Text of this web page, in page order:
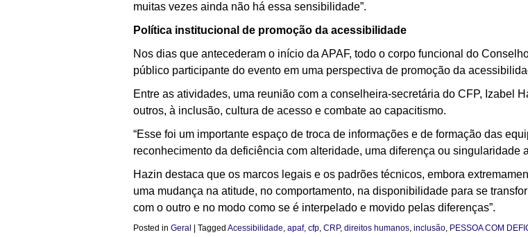
muitas vezes ainda não há essa sensibilidade”.
Política institucional de promoção da acessibilidade
Nos dias que antecederam o início da APAF, todo o corpo funcional do
público participante do evento em uma perspectiva de promoção da
Entre as atividades, uma reunião com a conselheira-secretária do CFP, Izabel
outros, à inclusão, cultura de acesso e combate ao capacitismo.
“Esse foi um importante espaço de troca de informações e de formação das
reconhecimento da deficiência com alteridade, uma diferença ou singularidade
Hazin destaca que os marcos legais e os padrões técnicos, embora
uma mudança na atitude, no comportamento, na disponibilidade para se
com o outro e no modo como se é interpelado e movido pelas diferenças”.
Posted in Geral Tagged Acessibilidade, apaf, cfp, CRP, direitos humanos, inclusão, PESSOA COM